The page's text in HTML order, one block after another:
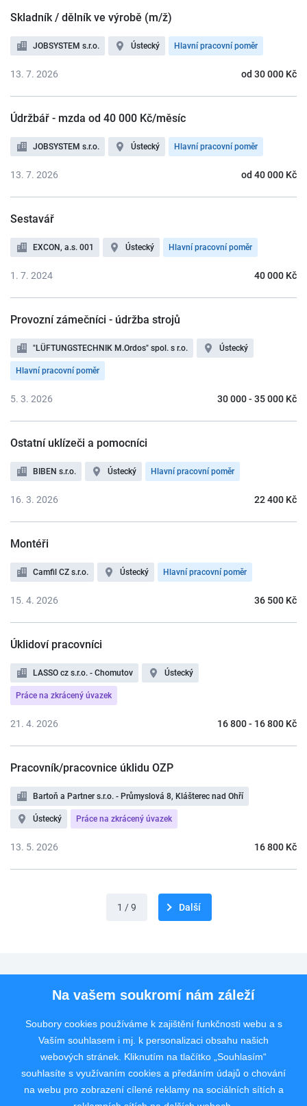
Skladník / dělník ve výrobě (m/ž)
JOBSYSTEM s.r.o. Ústecký Hlavní pracovní poměr
od 30 000 Kč
13. 7. 2026
Údržbář - mzda od 40 000 Kč/měsíc
JOBSYSTEM s.r.o. Ústecký Hlavní pracovní poměr
od 40 000 Kč
13. 7. 2026
Sestavář
EXCON, a.s. 001 Ústecký Hlavní pracovní poměr
40 000 Kč
1. 7. 2024
Provozní zámečníci - údržba strojů
"LÜFTUNGSTECHNIK M.Ordos" spol. s r.o. Ústecký
Hlavní pracovní poměr
30 000 - 35 000 Kč
5. 3. 2026
Ostatní uklízeči a pomocníci
BIBEN s.r.o. Ústecký Hlavní pracovní poměr
22 400 Kč
16. 3. 2026
Montéři
Camfil CZ s.r.o. Ústecký Hlavní pracovní poměr
36 500 Kč
15. 4. 2026
Úklidoví pracovníci
LASSO cz s.r.o. - Chomutov Ústecký
Práce na zkrácený úvazek
16 800 - 16 800 Kč
21. 4. 2026
Pracovník/pracovnice úklidu OZP
Bartoň a Partner s.r.o. - Průmyslová 8, Klášterec nad Ohří
Ústecký Práce na zkrácený úvazek
16 800 Kč
13. 5. 2026
1 / 9 Další
Pro uchazeče
Rychlý kontakt
Na vašem soukromí nám záleží
Soubory cookies používáme k zajištění funkčnosti webu a s
Vaším souhlasem i mj. k personalizaci obsahu našich
webových stránek. Kliknutím na tlačítko „Souhlasím“
souhlasíte s využívaním cookies a předáním údajů o chování
na webu pro zobrazení cílené reklamy na sociálních sítích a